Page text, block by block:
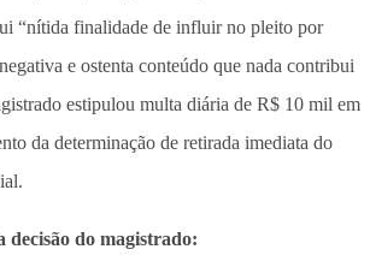
“nítida finalidade de influir no pleito por
e ostenta conteúdo que nada contribui
estipulou multa diária de R$ 10 mil em
da determinação de retirada imediata do
do magistrado: